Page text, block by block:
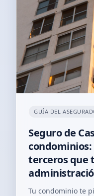
GUÍA DEL
Seguro de
condominios:
terceros que
Tu condominio te